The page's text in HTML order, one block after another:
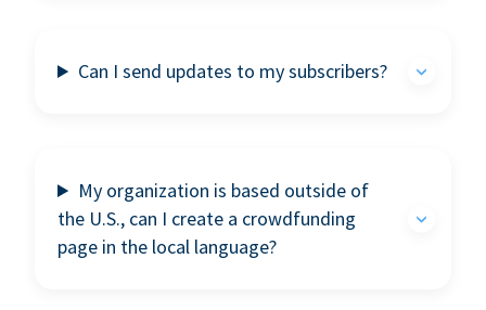
Can I send updates to my subscribers?
My organization is based outside of
the U.S., can I create a crowdfunding
page in the local language?